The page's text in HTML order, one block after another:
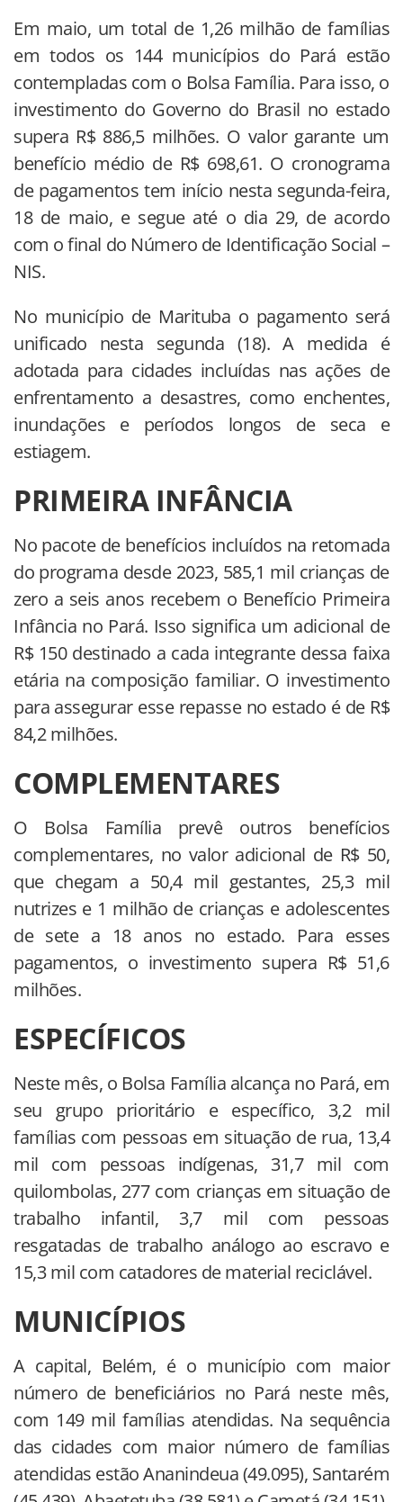
Em maio, um total de 1,26 milhão de famílias
em todos os 144 municípios do Pará estão
contempladas com o Bolsa Família. Para isso, o
investimento do Governo do Brasil no estado
supera R$ 886,5 milhões. O valor garante um
benefício médio de R$ 698,61. O cronograma
de pagamentos tem início nesta segunda-feira,
18 de maio, e segue até o dia 29, de acordo
com o final do Número de Identificação Social –
NIS.
No município de Marituba o pagamento será
unificado nesta segunda (18). A medida é
adotada para cidades incluídas nas ações de
enfrentamento a desastres, como enchentes,
inundações e períodos longos de seca e
estiagem.
PRIMEIRA INFÂNCIA
No pacote de benefícios incluídos na retomada
do programa desde 2023, 585,1 mil crianças de
zero a seis anos recebem o Benefício Primeira
Infância no Pará. Isso significa um adicional de
R$ 150 destinado a cada integrante dessa faixa
etária na composição familiar. O investimento
para assegurar esse repasse no estado é de R$
84,2 milhões.
COMPLEMENTARES
O Bolsa Família prevê outros benefícios
complementares, no valor adicional de R$ 50,
que chegam a 50,4 mil gestantes, 25,3 mil
nutrizes e 1 milhão de crianças e adolescentes
de sete a 18 anos no estado. Para esses
pagamentos, o investimento supera R$ 51,6
milhões.
ESPECÍFICOS
Neste mês, o Bolsa Família alcança no Pará, em
seu grupo prioritário e específico, 3,2 mil
famílias com pessoas em situação de rua, 13,4
mil com pessoas indígenas, 31,7 mil com
quilombolas, 277 com crianças em situação de
trabalho infantil, 3,7 mil com pessoas
resgatadas de trabalho análogo ao escravo e
15,3 mil com catadores de material reciclável.
MUNICÍPIOS
A capital, Belém, é o município com maior
número de beneficiários no Pará neste mês,
com 149 mil famílias atendidas. Na sequência
das cidades com maior número de famílias
atendidas estão Ananindeua (49.095), Santarém